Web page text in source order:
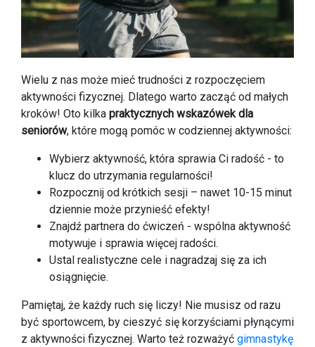
Wielu z nas może mieć trudności z rozpoczęciem
aktywności fizycznej. Dlatego warto zacząć od małych
kroków! Oto kilka praktycznych wskazówek dla
seniorów, które mogą pomóc w codziennej aktywności:
Wybierz aktywność, która sprawia Ci radość - to
klucz do utrzymania regularności!
Rozpocznij od krótkich sesji – nawet 10-15 minut
dziennie może przynieść efekty!
Znajdź partnera do ćwiczeń - wspólna aktywność
motywuje i sprawia więcej radości.
Ustal realistyczne cele i nagradzaj się za ich
osiągnięcie.
Pamiętaj, że każdy ruch się liczy! Nie musisz od razu
być sportowcem, by cieszyć się korzyściami płynącymi
z aktywności fizycznej. Warto też rozważyć gimnastykę